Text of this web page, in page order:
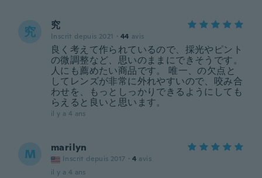
究 究
Inscrit depuis 2021 · 44 avis
良く考えて作られているので、採光やピント
の微調整など、思いのままにできそうです。
人にも薦めたい商品です。 唯一、の欠点と
してレンズが非常に外れやすいので、咬み合
わせを、もっとしっかりできるようにしても
らえると良いと思います。
il y a 4 ans
M marilyn
Inscrit depuis 2017 · 4 avis
il y a 4 ans